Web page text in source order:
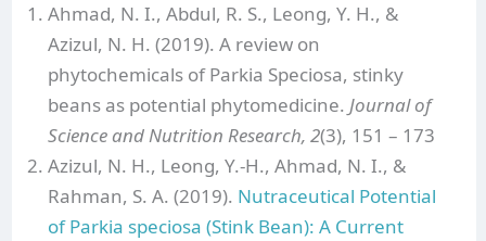
Ahmad, N. I., Abdul, R. S., Leong, Y. H., &
Azizul, N. H. (2019). A review on
phytochemicals of Parkia Speciosa, stinky
beans as potential phytomedicine. Journal of
Science and Nutrition Research, 2(3), 151 – 173
Azizul, N. H., Leong, Y.-H., Ahmad, N. I., &
Rahman, S. A. (2019). Nutraceutical Potential
of Parkia speciosa (Stink Bean): A Current